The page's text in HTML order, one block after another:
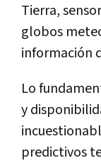
Tierra,
globos
información
Lo
y
predictivos